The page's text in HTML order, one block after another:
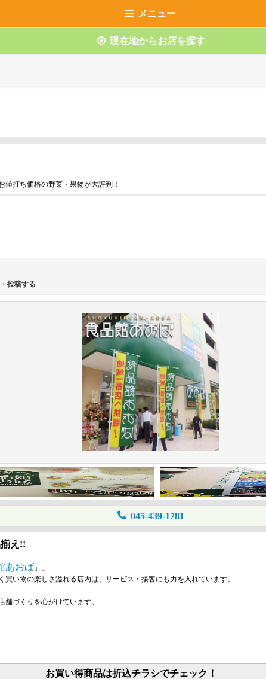
メニュー
現在地からお店を探す
打ち価格の野菜・果物が大評判！
投稿する
045-439-1781
え!!
あおば 」。
い物の楽しさ溢れる店内は、サービス・接客にも力を入れています。
づくりを心がけています。
お買い得商品は折込チラシでチェック！